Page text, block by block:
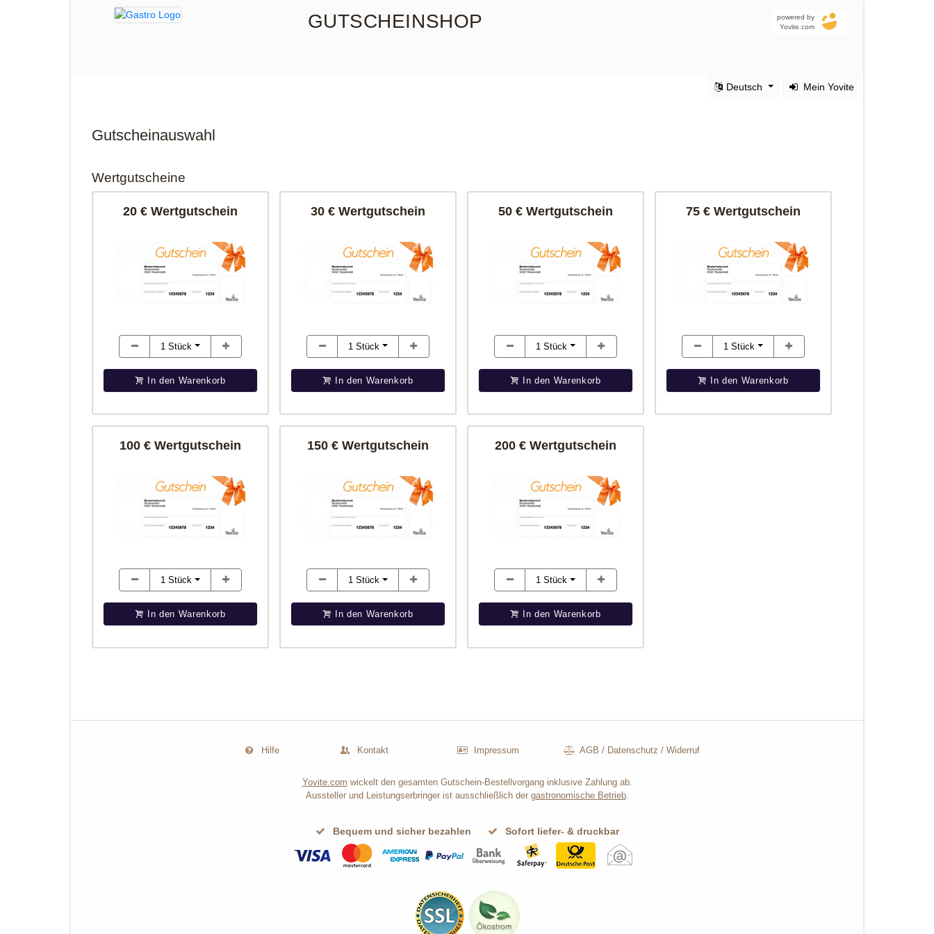
GUTSCHEINSHOP
powered by
Yovite.com
Mein Yovite
Deutsch
Gutscheinauswahl
Wertgutscheine
20 € Wertgutschein
1Stück
In den Warenkorb
30 € Wertgutschein
1Stück
In den Warenkorb
50 € Wertgutschein
1Stück
In den Warenkorb
75 € Wertgutschein
1Stück
In den Warenkorb
100 € Wertgutschein
1Stück
In den Warenkorb
150 € Wertgutschein
1Stück
In den Warenkorb
200 € Wertgutschein
1Stück
In den Warenkorb
Hilfe Kontakt Impressum AGB / Datenschutz /Widerruf
Yovite.com wickelt den gesamten Gutschein-Bestellvorgang inklusive Zahlung ab.
Aussteller und Leistungserbringer ist ausschließlich der gastronomische Betrieb.
Bequem und sicher bezahlen Sofort liefer- & druckbar